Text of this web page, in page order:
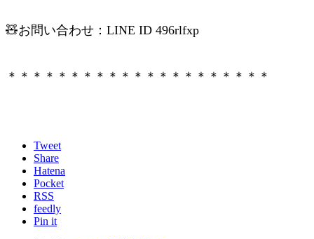
🧸お問い合わせ：LINE ID 496rlfxp
＊＊＊＊＊＊＊＊＊＊＊＊＊＊＊＊＊＊＊＊＊
Tweet
Share
Hatena
Pocket
RSS
feedly
Pin it